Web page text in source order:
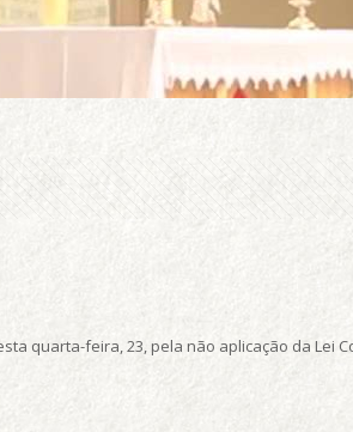
quarta-feira, 23, pela não aplicação da Lei